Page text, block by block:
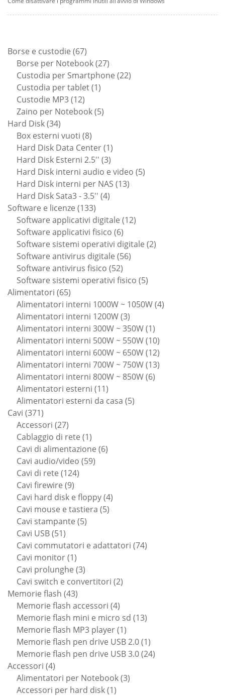
Borse e custodie 6767
prodotti
Borse per Notebook 2727
prodotti
Custodia per Smartphone 2222
Custodia per tablet 11
Custodie MP3 1212
prodotti
Zaino per Notebook 55
Hard Disk 3434
prodotti
Box esterni vuoti 88
prodotti
Hard Disk Data Center 11
prodotto
Hard Disk Esterni 2.5'' 33
prodotti
Hard Disk interni audio e video 55
Hard Disk interni per NAS 1313
Hard Disk Sata3 - 3.5'' 44
Software e licenze 133133
prodotti
Software applicativi digitale 1212
Software applicativi fisico 66
prodotti
Software sistemi operativi digitale 22
Software antivirus digitale 5656
Software antivirus fisico 5252
prodotti
Software sistemi operativi fisico 55
Alimentatori 6565
prodotti
Alimentatori interni 1000W ~ 1050W 44
Alimentatori interni 1200W 33
prodotti
Alimentatori interni 300W ~ 350W 11
prodotto
Alimentatori interni 500W ~ 550W 1010
prodotti
Alimentatori interni 600W ~ 650W 1212
prodotti
Alimentatori interni 700W ~ 750W 1313
Alimentatori interni 800W ~ 850W 66
Alimentatori esterni 1111
prodotti
Alimentatori esterni da casa 55
Cavi 371371
prodotti
Accessori 2727
prodotti
Cablaggio di rete 11
prodotto
Cavi di alimentazione 66
Cavi audio/video 5959
Cavi di rete 124124
Cavi firewire 99
prodotti
Cavi hard disk e floppy 44
Cavi mouse e tastiera 55
Cavi stampante 55
Cavi USB 5151
prodotti
Cavi commutatori e adattatori 7474
Cavi monitor 11
prodotto
Cavi prolunghe 33
prodotti
Cavi switch e convertitori 22
Memorie flash 4343
prodotti
Memorie flash accessori 44
prodotti
Memorie flash mini e micro sd 1313
Memorie flash MP3 player 11
prodotto
Memorie flash pen drive USB 2.0 11
prodotto
Memorie flash pen drive USB 3.0 2424
Accessori 44
prodotti
Alimentatori per Notebook 33
Accessori per hard disk 11